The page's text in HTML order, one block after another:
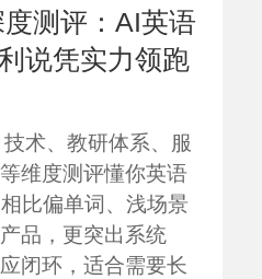
测评：AI英语
说凭实力领跑
术、教研体系、服
维度测评懂你英语
比偏单词、浅场景
品，更突出系统
闭环，适合需要长